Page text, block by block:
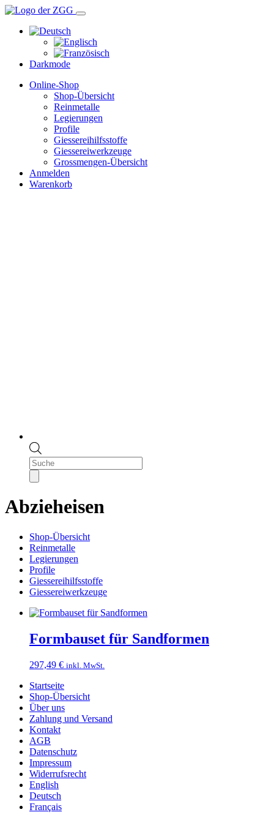
Darkmode
Online-Shop
Shop-Übersicht
Reinmetalle
Legierungen
Profile
Giessereihilfsstoffe
Giessereiwerkzeuge
Grossmengen-Übersicht
Anmelden
Warenkorb
Products
search
Abzieheisen
Shop-Übersicht
Reinmetalle
Legierungen
Profile
Giessereihilfsstoffe
Giessereiwerkzeuge
Formbauset für Sandformen
297,49 € inkl. MwSt.
Startseite
Shop-Übersicht
Über uns
Zahlung und Versand
Kontakt
AGB
Datenschutz
Impressum
Widerrufsrecht
English
Deutsch
Français